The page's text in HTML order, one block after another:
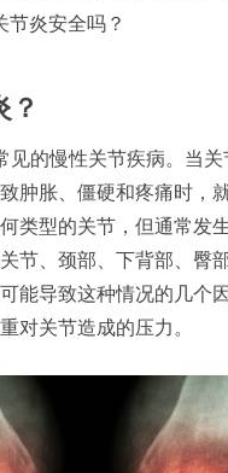
节炎安全吗？
？
见的慢性关节疾病。当
肿胀、僵硬和疼痛时，
类型的关节，但通常发
节、颈部、下背部、臀
能导致这种情况的几个
对关节造成的压力。